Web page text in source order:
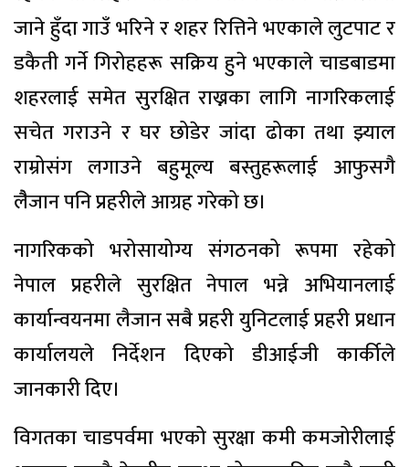
जाने हुँदा गाउँ भरिने र शहर रित्तिने भएकाले लुटपाट र
डकैती गर्ने गिरोहहरू सक्रिय हुने भएकाले चाडबाडमा
शहरलाई समेत सुरक्षित राख्नका लागि नागरिकलाई
सचेत गराउने र घर छोडेर जांदा ढोका तथा झ्याल
राम्रोसंग लगाउने बहुमूल्य बस्तुहरूलाई आफुसगै
लैैजान पनि प्रहरीले आग्रह गरेको छ।
नागरिकको भरोसायोग्य संगठनको रूपमा रहेको
नेपाल प्रहरीले सुरक्षित नेपाल भन्ने अभियानलाई
कार्यान्वयनमा लैजान सबै प्रहरी युनिटलाई प्रहरी प्रधान
कार्यालयले निर्देशन दिएको डीआईजी कार्कीले
जानकारी दिए।
विगतका चाडपर्वमा भएको सुरक्षा कमी कमजोरीलाई